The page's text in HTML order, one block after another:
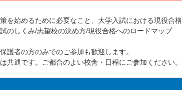
を始めるために必要なこと、大学入試における現役合
のしくみ/志望校の決め方/現役合格へのロードマップ
護者の方のみでのご参加も歓迎します。
共通です。ご都合のよい校舎・日程にご参加ください。